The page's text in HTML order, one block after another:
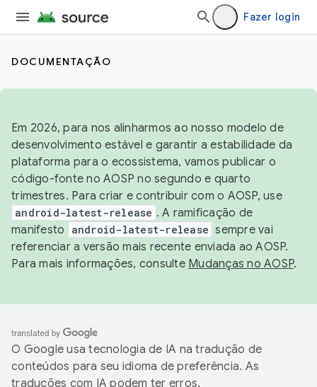
Fazer login
DOCUMENTAÇÃO
Em 2026, para nos alinharmos ao nosso modelo de
desenvolvimento estável e garantir a estabilidade da
plataforma para o ecossistema, vamos publicar o
código-fonte no AOSP no segundo e quarto
trimestres. Para criar e contribuir com o AOSP, use
android-latest-release . A ramificação de
manifesto
android-latest-release sempre vai
referenciar a versão mais recente enviada ao AOSP.
Para mais informações, consulte Mudanças no AOSP.
O Google usa tecnologia de IA na tradução de
conteúdos para seu idioma de preferência. As
traduções com IA podem ter erros.